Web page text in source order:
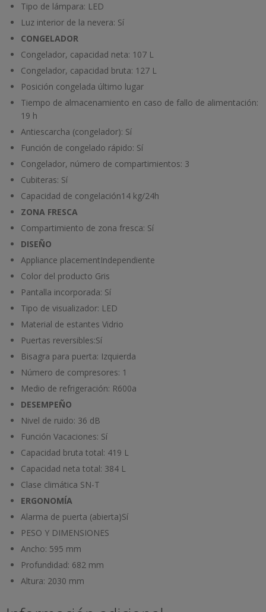
Tipo de lámpara: LED
Luz interior de la nevera: Sí
CONGELADOR
Congelador, capacidad neta: 107 L
Congelador, capacidad bruta: 127 L
Posición congelada último lugar
Tiempo de almacenamiento en caso de fallo de alimentación:
19 h
Antiescarcha (congelador): Sí
Función de congelado rápido: Sí
Congelador, número de compartimientos: 3
Cubiteras: Sí
Capacidad de congelación14 kg/24h
ZONA FRESCA
Compartimiento de zona fresca: Sí
DISEÑO
Appliance placementIndependiente
Color del producto Gris
Pantalla incorporada: Sí
Tipo de visualizador: LED
Material de estantes Vidrio
Puertas reversibles:Sí
Bisagra para puerta: Izquierda
Número de compresores: 1
Medio de refrigeración: R600a
DESEMPEÑO
Nivel de ruido: 36 dB
Función Vacaciones: Sí
Capacidad bruta total: 419 L
Capacidad neta total: 384 L
Clase climática SN-T
ERGONOMÍA
Alarma de puerta (abierta)Sí
PESO Y DIMENSIONES
Ancho: 595 mm
Profundidad: 682 mm
Altura: 2030 mm